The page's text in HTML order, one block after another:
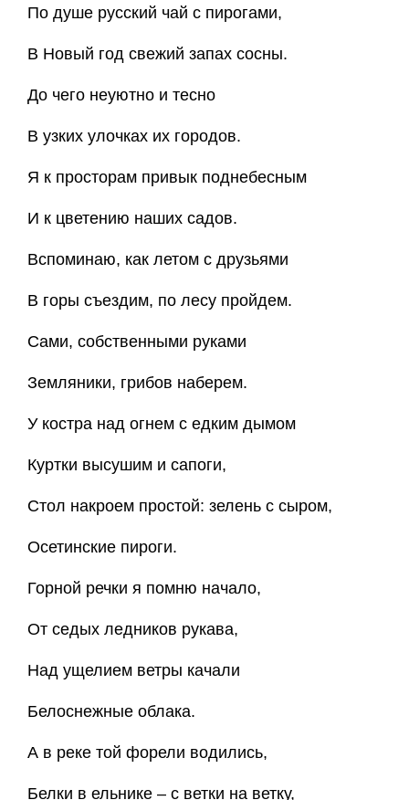
По душе русский чай с пирогами,
В Новый год свежий запах сосны.
До чего неуютно и тесно
В узких улочках их городов.
Я к просторам привык поднебесным
И к цветению наших садов.
Вспоминаю, как летом с друзьями
В горы съездим, по лесу пройдем.
Сами, собственными руками
Земляники, грибов наберем.
У костра над огнем с едким дымом
Куртки высушим и сапоги,
Стол накроем простой: зелень с сыром,
Осетинские пироги.
Горной речки я помню начало,
От седых ледников рукава,
Над ущелием ветры качали
Белоснежные облака.
А в реке той форели водились,
Белки в ельнике – с ветки на ветку,